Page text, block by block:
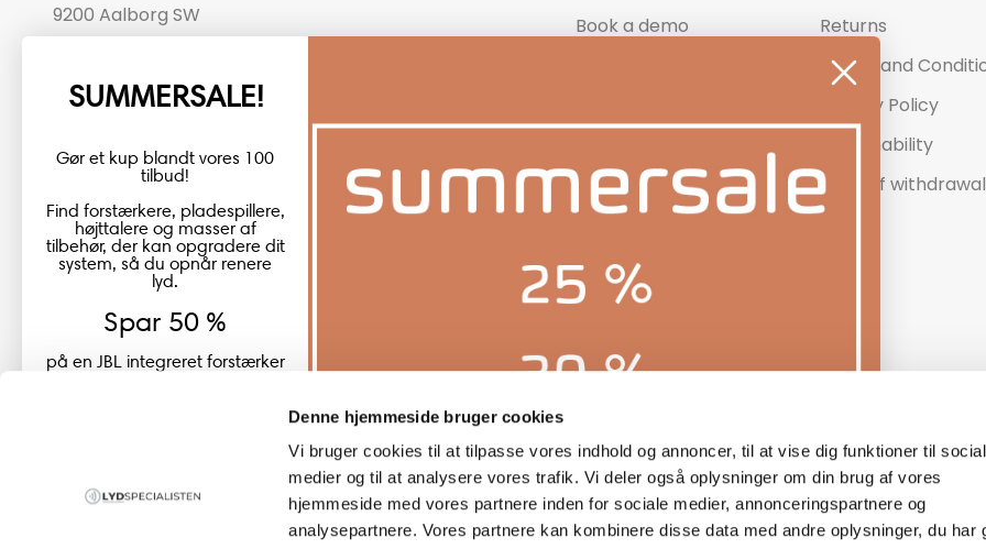
Denne hjemmeside bruger cookies
Vi bruger cookies til at tilpasse vores indhold og annoncer, til at vise dig funktioner til
medier og til at analysere vores trafik. Vi deler også oplysninger om din brug af vores
hjemmeside med vores partnere inden for sociale medier, annonceringspartnere og
analysepartnere. Vores partnere kan kombinere disse data med andre oplysninger, du har
9200 Aalborg SW
CVR number: 17988042
+45 98 16 14 10
Book a demo
Returns
Terms and
Privacy Policy
Sustainability
Right of withdrawal
Danmark
© 2026 - Lydspecialisten Powered by Shopify
SUMMERSALE!
Gør et kup blandt vores 100
tilbud!
Find forstærkere, pladespillere,
højttalere og masser af
tilbehør, der kan opgradere dit
system, så du opnår renere
lyd.
Spar 50 %
på en JBL integreret forstærker